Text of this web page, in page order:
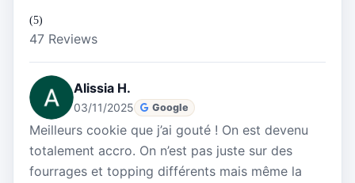
(5)
47 Reviews
Alissia H.
03/11/2025 Google
Meilleurs cookie que j’ai gouté ! On est devenu
totalement accro. On n’est pas juste sur des
fourrages et topping différents mais même la